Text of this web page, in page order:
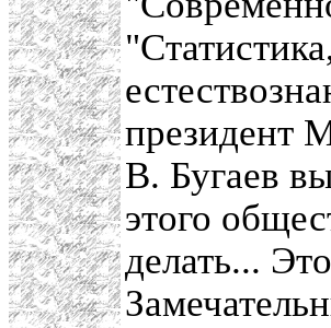
президент
В. Бугаев
этого
делать...